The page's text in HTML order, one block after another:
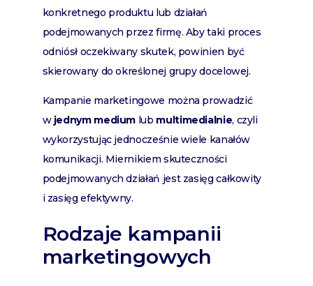
konkretnego produktu lub działań
podejmowanych przez firmę. Aby taki proces
odniósł oczekiwany skutek, powinien być
skierowany do określonej grupy docelowej.
Kampanie marketingowe można prowadzić
w jednym medium lub multimedialnie, czyli
wykorzystując jednocześnie wiele kanałów
komunikacji. Miernikiem skuteczności
podejmowanych działań jest zasięg całkowity
i zasięg efektywny.
Rodzaje kampanii
marketingowych